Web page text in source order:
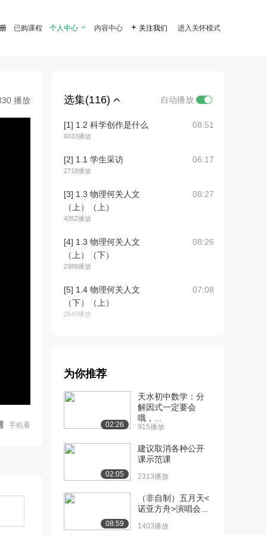
已购课程 个人中心  内容中心  关注我们 进入关怀模式
播放
手机看
选集(116) 自动播放
[1] 1.2 科学创作是什么
6033播放
08:51
[2] 1.1 学生采访
2718播放
06:17
[3] 1.3 物理何关人文
（上）（上）
4352播放
08:27
[4] 1.3 物理何关人文
（上）（下）
2988播放
08:26
[5] 1.4 物理何关人文
（下）（上）
2640播放
07:08
（上）
（下）
[9] 1.6 我们是谁哪来哪去
（上）（上...
5881播放
[10] 1.6 我们是谁哪来哪去
为你推荐
02:26
天水初中数学：分
解因式一定要会
哦，...
915播放
02:05
建议取消各种公开
课示范课
2313播放
08:59
（非自制）五月天<
诺亚方舟>演唱会...
1403播放